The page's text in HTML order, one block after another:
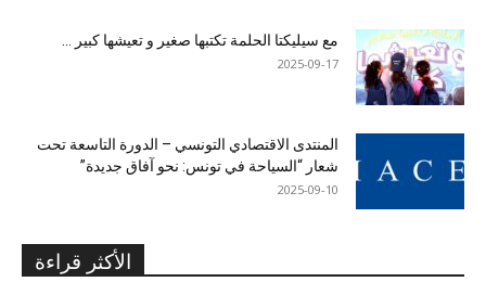
مع سيليكتا الحلمة تكتبها صغير و تعيشها كبير …
2025-09-17
المنتدى الاقتصادي التونسي – الدورة التاسعة تحت
شعار “السياحة في تونس: نحو آفاق جديدة”
2025-09-10
الأكثر قراءة